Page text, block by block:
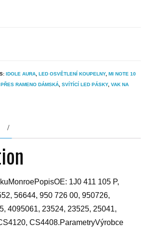
IDOLE AURA LED OSVĚTLENÍ KOUPELNY, MI NOTE 10
RAMENO DÁMSKÁ SVÍTÍCÍ LED PÁSKY, VAK NA
1J0 411 105 P,
56644, 950 726 00, 950726,
4095061, 23524, 23525, 25041,
CS4408.ParametryVýrobce